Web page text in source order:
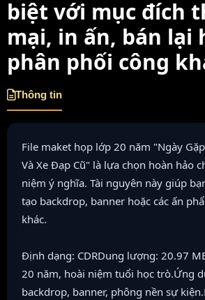
biệt với mục đích
mại, in ấn, bán lại
phân phối công
Thông tin
File maket họp lớp 20 năm "Ngày
Và Xe Đạp Cũ" là lựa chọn hoàn hảo
niệm ý nghĩa. Tài nguyên này giúp
tạo backdrop, banner hoặc các ấn
khác.
Định dạng: CDRDung lượng: 20.97
20 năm, hoài niệm tuổi học trò.Ứng
backdrop, banner, phông nền sự